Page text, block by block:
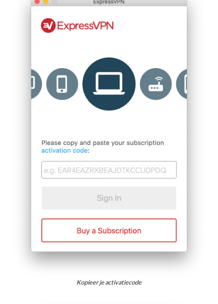
Kopieer je activatiecode